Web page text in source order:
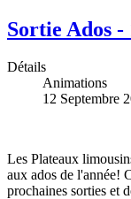
Sortie Ados -
Détails
Animations
12 Septembre
Les Plateaux
aux ados de l'année!
prochaines sorties et